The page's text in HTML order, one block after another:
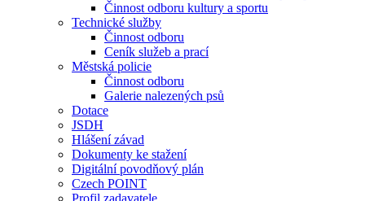
Činnost odboru kultury a sportu
Technické služby
Činnost odboru
Ceník služeb a prací
Městská policie
Činnost odboru
Galerie nalezených psů
Dotace
JSDH
Hlášení závad
Dokumenty ke stažení
Digitální povodňový plán
Czech POINT
Profil zadavatele